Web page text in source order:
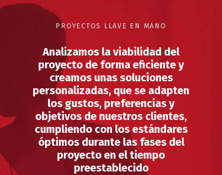
PROYECTOS LLAVE EN MANO
Analizamos la viabilidad del
proyecto de forma eficiente y
creamos unas soluciones
personalizadas, que se adapten
los gustos, preferencias y
objetivos de nuestros clientes,
cumpliendo con los estándares
óptimos durante las fases del
proyecto en el tiempo
preestablecido